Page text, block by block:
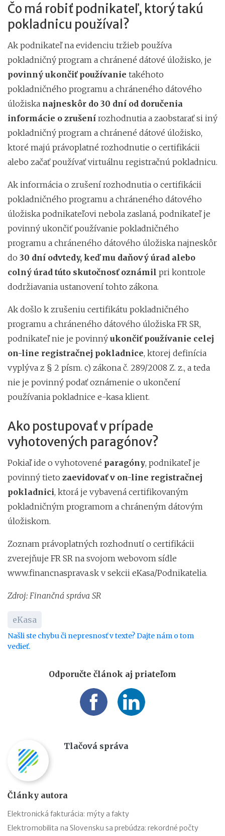
Čo má robiť podnikateľ, ktorý takú
pokladnicu používal?
Ak podnikateľ na evidenciu tržieb používa
pokladničný program a chránené dátové úložisko, je
povinný ukončiť používanie takéhoto
pokladničného programu a chráneného dátového
úložiska najneskôr do 30 dní od doručenia
informácie o zrušení rozhodnutia a zaobstarať si iný
pokladničný program a chránené dátové úložisko,
ktoré majú právoplatné rozhodnutie o certifikácii
alebo začať používať virtuálnu registračnú pokladnicu.
Ak informácia o zrušení rozhodnutia o certifikácii
pokladničného programu a chráneného dátového
úložiska podnikateľovi nebola zaslaná, podnikateľ je
povinný ukončiť používanie pokladničného
programu a chráneného dátového úložiska najneskôr
do 30 dní odvtedy, keď mu daňový úrad alebo
colný úrad túto skutočnosť oznámil pri kontrole
dodržiavania ustanovení tohto zákona.
Ak došlo k zrušeniu certifikátu pokladničného
programu a chráneného dátového úložiska FR SR,
podnikateľ nie je povinný ukončiť používanie celej
on-line registračnej pokladnice, ktorej definícia
vyplýva z § 2 písm. c) zákona č. 289/2008 Z. z., a teda
nie je povinný podať oznámenie o ukončení
používania pokladnice e-kasa klient.
Ako postupovať v prípade
vyhotovených paragónov?
Pokiaľ ide o vyhotovené paragóny, podnikateľ je
povinný tieto zaevidovať v on-line registračnej
pokladnici, ktorá je vybavená certifikovaným
pokladničným programom a chráneným dátovým
úložiskom.
Zoznam právoplatných rozhodnutí o certifikácii
zverejňuje FR SR na svojom webovom sídle
www.financnasprava.sk v sekcii eKasa/Podnikatelia.
Zdroj: Finančná správa SR
eKasa
Našli ste chybu či nepresnosť v texte? Dajte nám o tom
vedieť.
Odporučte článok aj priateľom
Tlačová správa
Články autora
Elektronická fakturácia: mýty a fakty
Elektromobilita na Slovensku sa prebúdza: rekordné počty